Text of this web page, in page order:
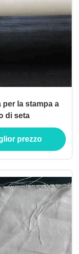
per la stampa a
di seta
prezzo